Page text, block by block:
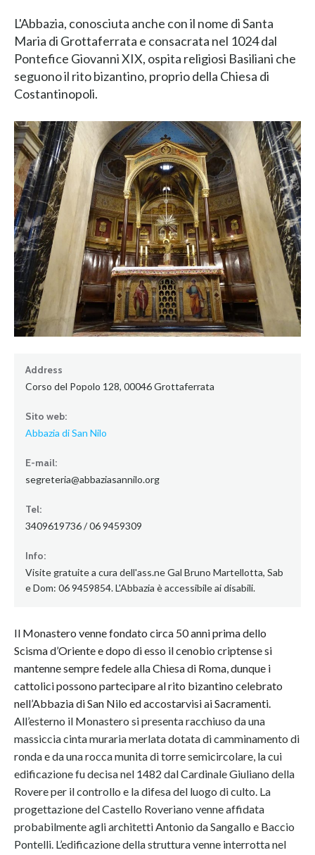
L'Abbazia, conosciuta anche con il nome di Santa
Maria di Grottaferrata e consacrata nel 1024 dal
Pontefice Giovanni XIX, ospita religiosi Basiliani che
seguono il rito bizantino, proprio della Chiesa di
Costantinopoli.
Address
Corso del Popolo 128, 00046 Grottaferrata
Sito web:
Abbazia di San Nilo
E-mail:
segreteria@abbaziasannilo.org
Tel:
3409619736 / 06 9459309
Info:
Visite gratuite a cura dell'ass.ne Gal Bruno Martellotta, Sab
e Dom: 06 9459854. L'Abbazia è accessibile ai disabili.
Il Monastero venne fondato circa 50 anni prima dello
Scisma d’Oriente e dopo di esso il cenobio criptense si
mantenne sempre fedele alla Chiesa di Roma, dunque i
cattolici possono partecipare al rito bizantino celebrato
nell’Abbazia di San Nilo ed accostarvisi ai Sacramenti.
All’esterno il Monastero si presenta racchiuso da una
massiccia cinta muraria merlata dotata di camminamento di
ronda e da una rocca munita di torre semicircolare, la cui
edificazione fu decisa nel 1482 dal Cardinale Giuliano della
Rovere per il controllo e la difesa del luogo di culto. La
progettazione del Castello Roveriano venne affidata
probabilmente agli architetti Antonio da Sangallo e Baccio
Pontelli. L’edificazione della struttura venne interrotta nel